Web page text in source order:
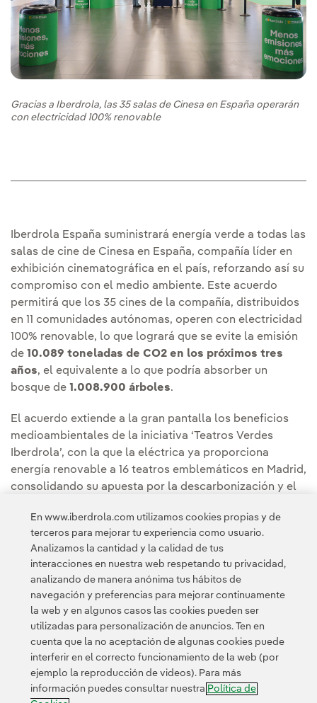
Gracias a Iberdrola, las 35 salas de Cinesa en España operarán
con electricidad 100% renovable
Iberdrola España suministrará energía verde a todas las
salas de cine de Cinesa en España, compañía líder en
exhibición cinematográfica en el país, reforzando así su
compromiso con el medio ambiente. Este acuerdo
permitirá que los 35 cines de la compañía, distribuidos
en 11 comunidades autónomas, operen con electricidad
100% renovable, lo que logrará que se evite la emisión
de 10.089 toneladas de CO2 en los próximos tres
años, el equivalente a lo que podría absorber un
bosque de 1.008.900 árboles.
El acuerdo extiende a la gran pantalla los beneficios
medioambientales de la iniciativa ‘Teatros Verdes
Iberdrola’, con la que la eléctrica ya proporciona
energía renovable a 16 teatros emblemáticos en Madrid,
consolidando su apuesta por la descarbonización y el
Puedes leer la noticia completa en laSala de
comunicación de Iberdrola España.
Contacta Clientes Política de Privacidad Información legal
Transparencia en el uso de la IA
En www.iberdrola.com utilizamos cookies propias y de
terceros para mejorar tu experiencia como usuario.
Analizamos la cantidad y la calidad de tus
interacciones en nuestra web respetando tu privacidad,
analizando de manera anónima tus hábitos de
navegación y preferencias para mejorar continuamente
la web y en algunos casos las cookies pueden ser
utilizadas para personalización de anuncios. Ten en
cuenta que la no aceptación de algunas cookies puede
interferir en el correcto funcionamiento de la web (por
ejemplo la reproducción de videos). Para más
información puedes consultar nuestra Política de